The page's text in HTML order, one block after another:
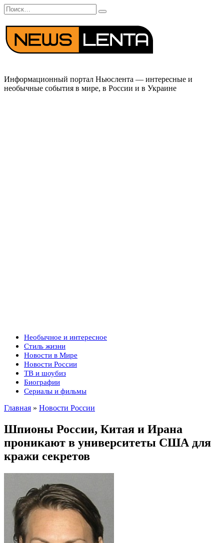
Перейти
к
содержанию
Search
for:
Информационный портал Ньюслента — интересные и
необычные события в мире, в России и в Украине
Необычное и интересное
Стиль жизни
Новости в Мире
Новости России
ТВ и шоубиз
Биографии
Сериалы и фильмы
Главная » Новости России
Шпионы России, Китая и Ирана
проникают в университеты США для
кражи секретов